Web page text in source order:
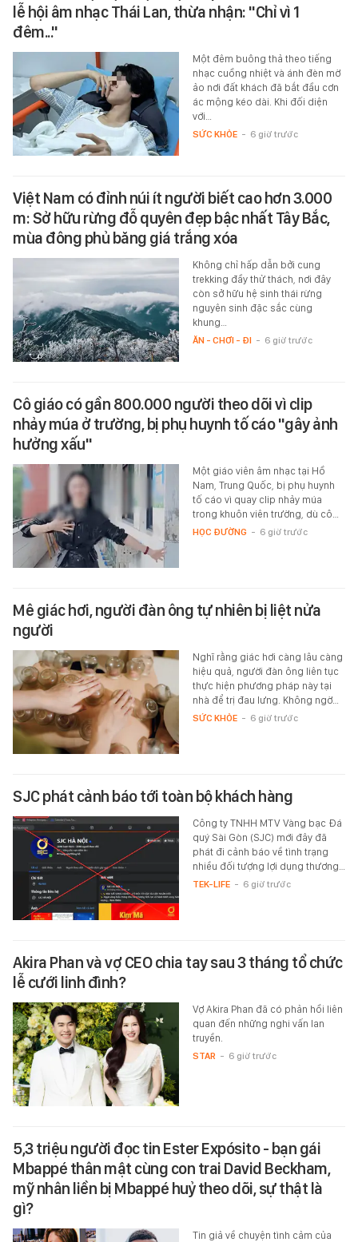
lễ hội âm nhạc Thái Lan, thừa nhận: "Chỉ vì 1
đêm..."
Một đêm buông thả theo tiếng
nhạc cuồng nhiệt và ánh đèn mờ
ảo nơi đất khách đã bắt đầu cơn
ác mộng kéo dài. Khi đối diện
với…
SỨC KHỎE - 6 giờ trước
Việt Nam có đỉnh núi ít người biết cao hơn 3.000
m: Sở hữu rừng đỗ quyên đẹp bậc nhất Tây Bắc,
mùa đông phủ băng giá trắng xóa
Không chỉ hấp dẫn bởi cung
trekking đầy thử thách, nơi đây
còn sở hữu hệ sinh thái rừng
nguyên sinh đặc sắc cùng
khung…
ĂN - CHƠI - ĐI - 6 giờ trước
Cô giáo có gần 800.000 người theo dõi vì clip
nhảy múa ở trường, bị phụ huynh tố cáo "gây ảnh
hưởng xấu"
Một giáo viên âm nhạc tại Hồ
Nam, Trung Quốc, bị phụ huynh
tố cáo vì quay clip nhảy múa
trong khuôn viên trường, dù cô…
HỌC ĐƯỜNG - 6 giờ trước
Mê giác hơi, người đàn ông tự nhiên bị liệt nửa
người
Nghĩ rằng giác hơi càng lâu càng
hiệu quả, người đàn ông liên tục
thực hiện phương pháp này tại
nhà để trị đau lưng. Không ngờ…
SỨC KHỎE - 6 giờ trước
SJC phát cảnh báo tới toàn bộ khách hàng
Công ty TNHH MTV Vàng bạc Đá
quý Sài Gòn (SJC) mới đây đã
phát đi cảnh báo về tình trạng
nhiều đối tượng lợi dụng thương…
TEK-LIFE - 6 giờ trước
Akira Phan và vợ CEO chia tay sau 3 tháng tổ chức
lễ cưới linh đình?
Vợ Akira Phan đã có phản hồi liên
quan đến những nghi vấn lan
truyền.
STAR - 6 giờ trước
5,3 triệu người đọc tin Ester Expósito - bạn gái
Mbappé thân mật cùng con trai David Beckham,
mỹ nhân liền bị Mbappé huỷ theo dõi, sự thật là
gì?
Tin giả về chuyện tình cảm của